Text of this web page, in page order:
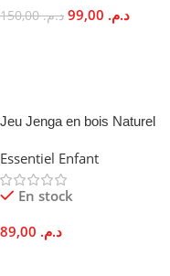
د.م.150,00 د.م.
Jeu Jenga en bois Naturel
Essentiel Enfant
En stock
د.م.